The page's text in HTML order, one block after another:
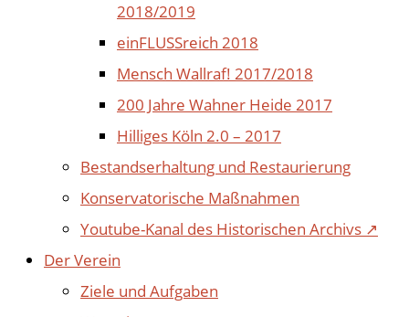
2018/2019
einFLUSSreich 2018
Mensch Wallraf! 2017/2018
200 Jahre Wahner Heide 2017
Hilliges Köln 2.0 – 2017
Bestandserhaltung und Restaurierung
Konservatorische Maßnahmen
Youtube-Kanal des Historischen Archivs ↗
Der Verein
Ziele und Aufgaben